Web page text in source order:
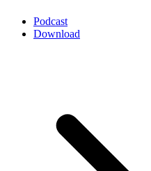
Podcast
Download